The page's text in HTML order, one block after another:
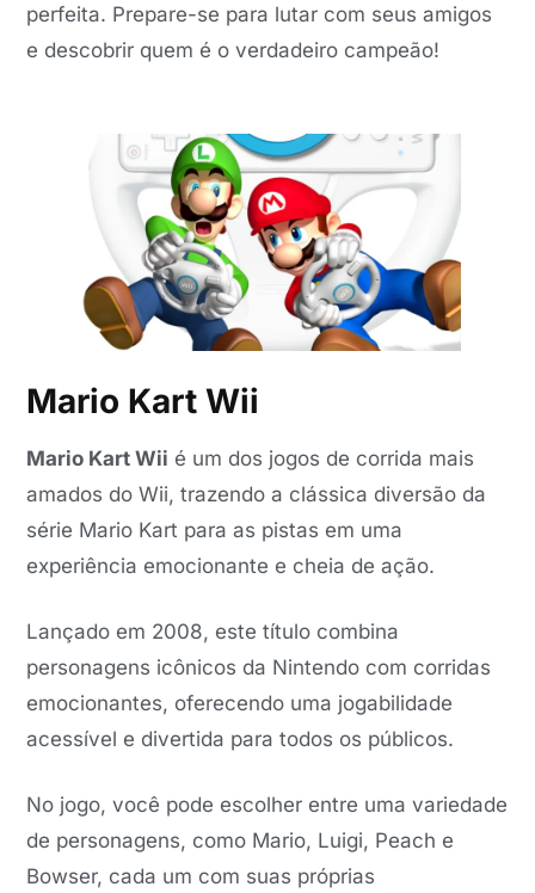
perfeita. Prepare-se para lutar com seus amigos
e descobrir quem é o verdadeiro campeão!
Mario Kart Wii
Mario Kart Wii é um dos jogos de corrida mais
amados do Wii, trazendo a clássica diversão da
série Mario Kart para as pistas em uma
experiência emocionante e cheia de ação.
Lançado em 2008, este título combina
personagens icônicos da Nintendo com corridas
emocionantes, oferecendo uma jogabilidade
acessível e divertida para todos os públicos.
No jogo, você pode escolher entre uma variedade
de personagens, como Mario, Luigi, Peach e
Bowser, cada um com suas próprias